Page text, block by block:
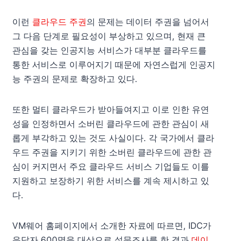
이런 클라우드 주권의 문제는 데이터 주권을 넘어서
그 다음 단계로 필요성이 부상하고 있으며, 현재 큰
관심을 갖는 인공지능 서비스가 대부분 클라우드를
통한 서비스로 이루어지기 때문에 자연스럽게 인공지
능 주권의 문제로 확장하고 있다.
또한 멀티 클라우드가 받아들여지고 이로 인한 유연
성을 인정하면서 소버린 클라우드에 관한 관심이 새
롭게 부각하고 있는 것도 사실이다. 각 국가에서 클라
우드 주권을 지키기 위한 소버린 클라우드에 관한 관
심이 커지면서 주요 클라우드 서비스 기업들도 이를
지원하고 보장하기 위한 서비스를 계속 제시하고 있
다.
VM웨어 홈페이지에서 소개한 자료에 따르면, IDC가